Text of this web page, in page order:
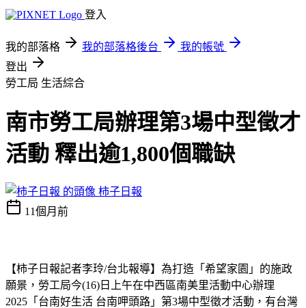
登入
我的部落格 我的部落格後台
我的帳號
登出
勞工局 生活綜合
南市勞工局辦理第3場中型徵才
活動 釋出逾1,800個職缺
柿子日報
11個月前
【柿子日報記者李玲/台北報導】為打造「希望家園」的施政
願景，勞工局今(16) 日上午在中西區南美里活動中心辦理
2025 「台南好生活 台南呷頭路」第3場中型徵才活動 ，有台灣